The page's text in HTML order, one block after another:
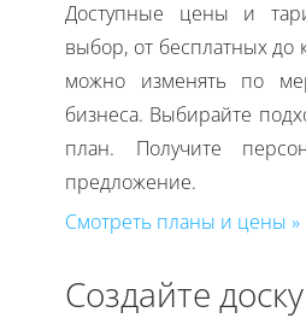
Доступные цены и
выбор, от бесплатных до
можно изменять по
бизнеса. Выбирайте
план. Получите
предложение.
Смотреть планы и цены »
Создайте